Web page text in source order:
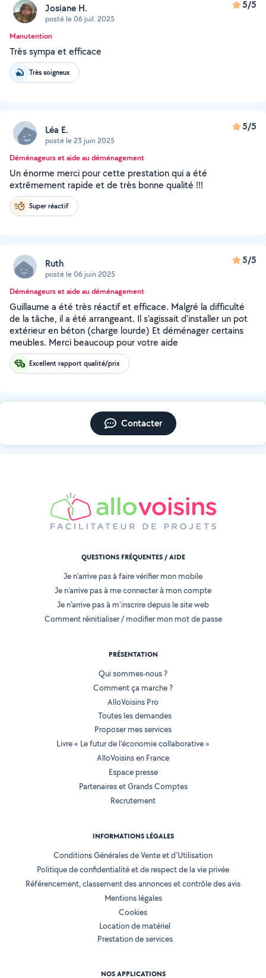
Josiane H.
posté le 06 juil. 2025
5/5
Manutention
Très sympa et efficace
Très soigneux
Léa E.
posté le 23 juin 2025
5/5
Déménageurs et aide au déménagement
Un énorme merci pour cette prestation qui a été
extrêmement rapide et de très bonne qualité !!!
Super réactif
Ruth
posté le 06 juin 2025
5/5
Déménageurs et aide au déménagement
Guillaume a été très réactif et efficace. Malgré la difficulté
de la tâche, il a été arrangeant. Il s'agissait d'installer un pot
extérieur en béton (charge lourde) Et déménager certains
meubles. Merci beaucoup pour votre aide
Excellent rapport qualité/prix
Contacter
QUESTIONS FRÉQUENTES / AIDE
Je n'arrive pas à faire vérifier mon mobile
Je n'arrive pas à me connecter à mon compte
Je n'arrive pas à m'inscrire depuis le site web
Comment réinitialiser / modifier mon mot de passe
PRÉSENTATION
Qui sommes-nous ?
Comment ça marche ?
AlloVoisins Pro
Toutes les demandes
Proposer mes services
Livre « Le futur de l'économie collaborative »
AlloVoisins en France
Espace presse
Partenaires et Grands Comptes
Recrutement
INFORMATIONS LÉGALES
Conditions Générales de Vente et d'Utilisation
Politique de confidentialité et de respect de la vie privée
Référencement, classement des annonces et contrôle des avis
Mentions légales
Cookies
Location de matériel
Prestation de services
NOS APPLICATIONS